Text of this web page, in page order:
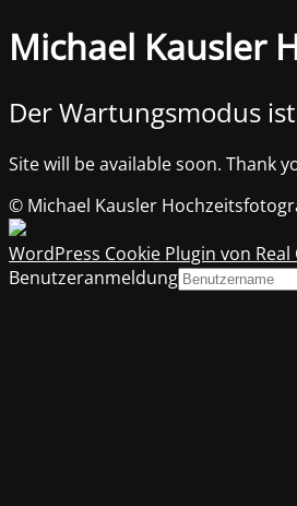
Michael Kausler
Der Wartungsmodus
Site will be available soon. Thank
© Michael Kausler
WordPress Cookie Plugin von
Benutzeranmeldung